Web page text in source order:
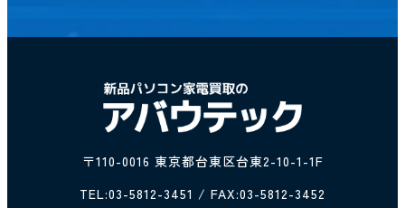
〒110-0016 東京都台東区台東2-10-1-1F
TEL:03-5812-3451 / FAX:03-5812-3452